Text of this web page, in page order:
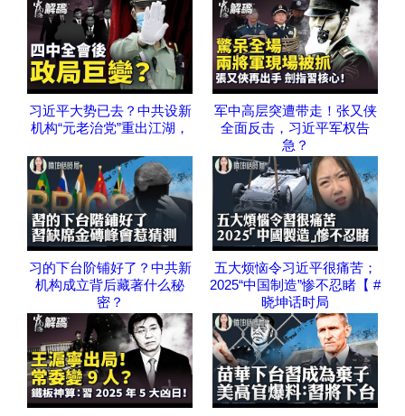
习近平大势已去？中共设新
机构“元老治党”重出江湖，
军中高层突遭带走！张又侠
全面反击，习近平军权告
急？
习的下台阶铺好了？中共新
机构成立背后藏著什么秘
密？
五大烦恼令习近平很痛苦；
2025“中国制造”惨不忍睹【 #
晓坤话时局